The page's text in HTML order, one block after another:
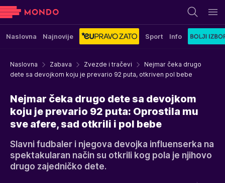
Naslovna Najnovije Sport Info
Naslovna Zabava Zvezde i tračevi
Nejmar čeka drugo
dete sa devojkom koju je prevario 92 puta, otkriven pol bebe
Nejmar čeka drugo dete sa devojkom
koju je prevario 92 puta: Oprostila mu
sve afere, sad otkrili i pol bebe
Slavni fudbaler i njegova devojka influenserka na
spektakularan način su otkrili kog pola je njihovo
drugo zajedničko dete.